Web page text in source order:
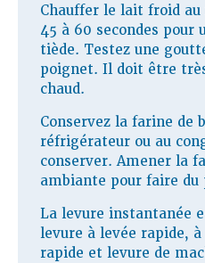
Chauffer le lait froid
45 à 60 secondes pour
tiède. Testez une
poignet. Il doit être
chaud.
Conservez la farine de
réfrigérateur ou au
conserver. Amener la
ambiante pour faire du
La levure instantanée
levure à levée rapide,
rapide et levure de